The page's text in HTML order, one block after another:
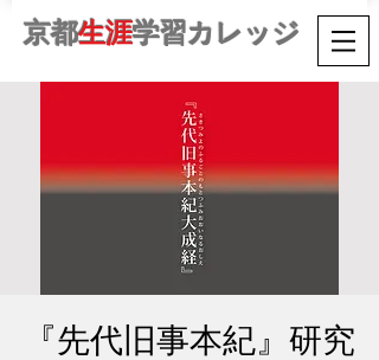
京都生涯学習カレッジ
『先代旧事本紀』研究